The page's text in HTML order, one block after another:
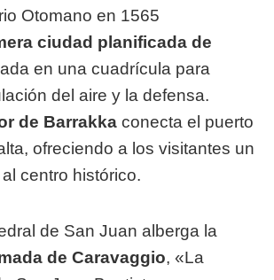
Otomano en 1565
ciudad planificada de
en una cuadrícula para
del aire y la defensa.
de Barrakka conecta el puerto
ofreciendo a los visitantes un
centro histórico.
de San Juan alberga la
de Caravaggio, «La